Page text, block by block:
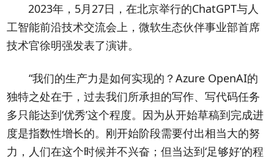
2023年，5月27日，在北京举行的ChatGPT与人
工智能前沿技术交流会上，微软生态伙伴事业部首席
技术官徐明强发表了演讲。
“我们的生产力是如何实现的？Azure OpenAI的
独特之处在于，过去我们所承担的写作、写代码任务
多只能达到‘优秀’这个程度。因为从开始草稿到完成进
度是指数性增长的。刚开始阶段需要付出相当大的努
力，人们在这个时候并不兴奋；但当达到‘足够好’的程